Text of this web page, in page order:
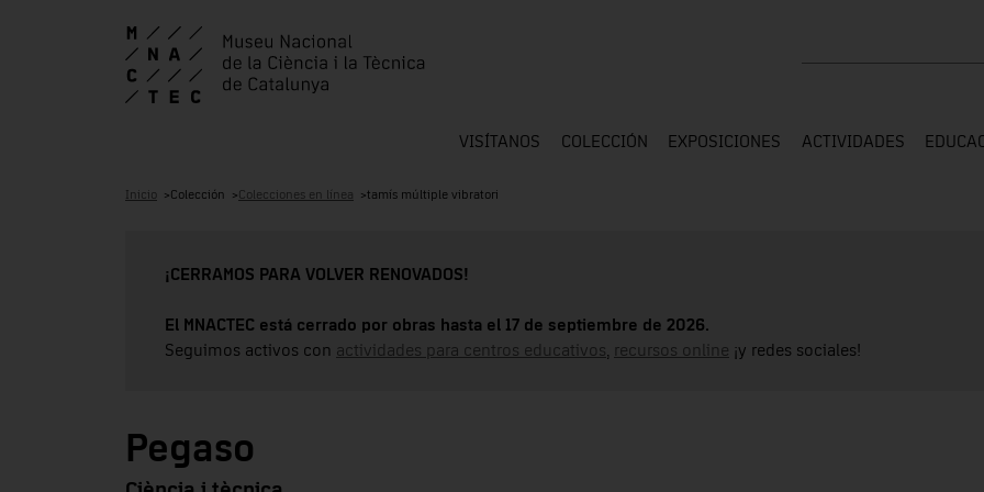
VISÍTANOS COLECCIÓN EXPOSICIONES ACTIVIDADES
Inicio Colección Colecciones en línea tamís múltiple vibratori
¡CERRAMOS PARA VOLVER RENOVADOS!
El MNACTEC está cerrado por obras hasta el 17 de septiembre de 2026.
Seguimos activos con actividades para centros educativos recursos online ¡y redes sociales!
Pegaso